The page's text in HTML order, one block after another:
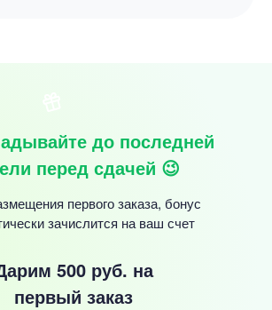
до последней
перед сдачей 😉
первого заказа, бонус
зачислится на ваш счет
500 руб. на
первый заказ